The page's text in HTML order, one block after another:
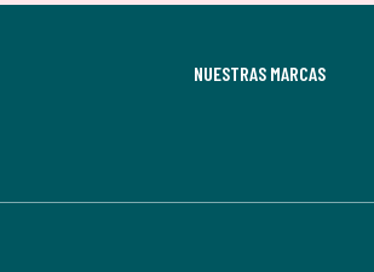
NUESTRAS MARCAS